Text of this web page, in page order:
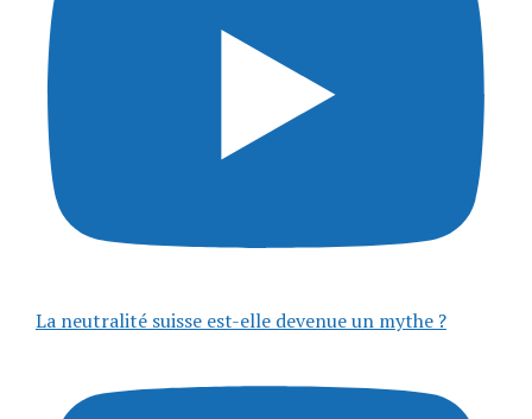
La neutralité suisse est-elle devenue un mythe ?